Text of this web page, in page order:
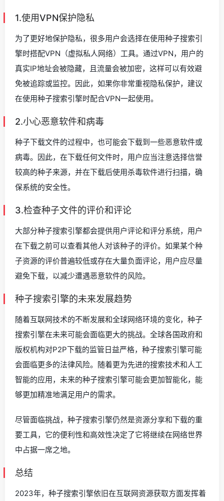
1.使用VPN保护隐私
为了更好地保护隐私，很多用户会选择在使用种子搜索引
擎时搭配VPN（虚拟私人网络）工具。通过VPN，用户的
真实IP地址会被隐藏，且流量会被加密，这样可以有效避
免被追踪或监控。因此，如果你非常重视隐私保护，建议
在使用种子搜索引擎时配合VPN一起使用。
2.小心恶意软件和病毒
种子下载文件的过程中，也可能会下载到一些恶意软件或
病毒。因此，在下载任何文件时，用户应当注意选择信誉
较高的种子来源，并在下载后使用杀毒软件进行扫描，确
保系统的安全性。
3.检查种子文件的评价和评论
大部分种子搜索引擎都会提供用户评论和评分系统，用户
在下载之前可以查看其他人对该种子的评价。如果某个种
子资源的评价普遍较低或存在大量负面评论，用户应尽量
避免下载，以减少遭遇恶意软件的风险。
种子搜索引擎的未来发展趋势
随着互联网技术的不断发展和全球网络环境的变化，种子
搜索引擎在未来可能会面临更大的挑战。全球各国政府和
版权机构对P2P下载的监管日益严格，种子搜索引擎可能
会面临更多的法律风险。随着更为先进的搜索技术和人工
智能的应用，未来的种子搜索引擎可能会更加智能化，能
够更加精准地满足用户的需求。
尽管面临挑战，种子搜索引擎仍然是资源分享和下载的重
要工具，它的便利性和高效性决定了它将继续在网络世界
中占据一席之地。
总结
2023年，种子搜索引擎依旧在互联网资源获取方面发挥着